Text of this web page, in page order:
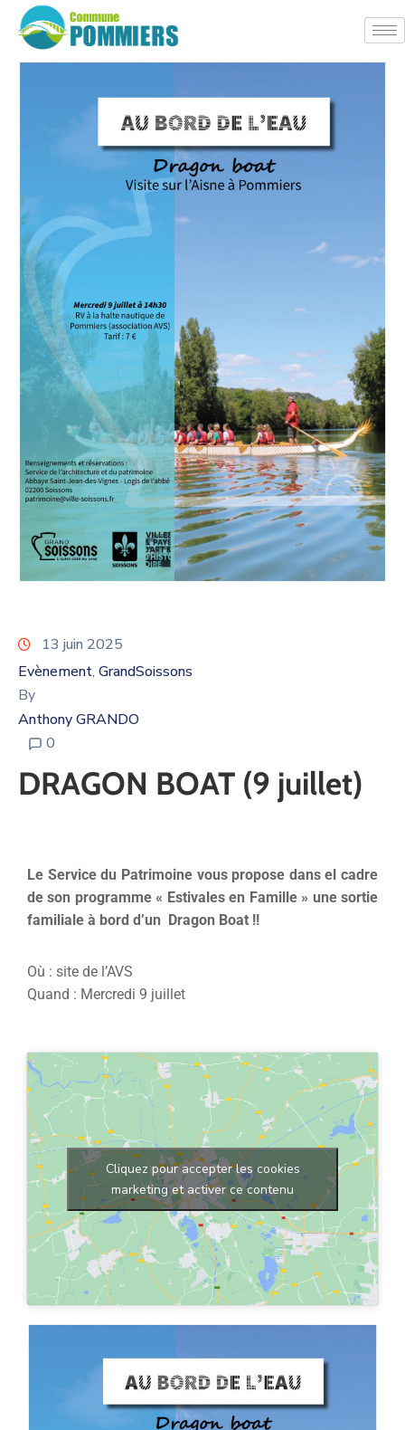
13 juin 2025
Evènement‚ GrandSoissons
By
Anthony GRANDO
0
DRAGON BOAT (9 juillet)
Le Service du Patrimoine vous propose dans el cadre
de son programme « Estivales en Famille » une sortie
familiale à bord d’un Dragon Boat !!
Où : site de l’AVS
Quand : Mercredi 9 juillet
Cliquez pour accepter les cookies
marketing et activer ce contenu